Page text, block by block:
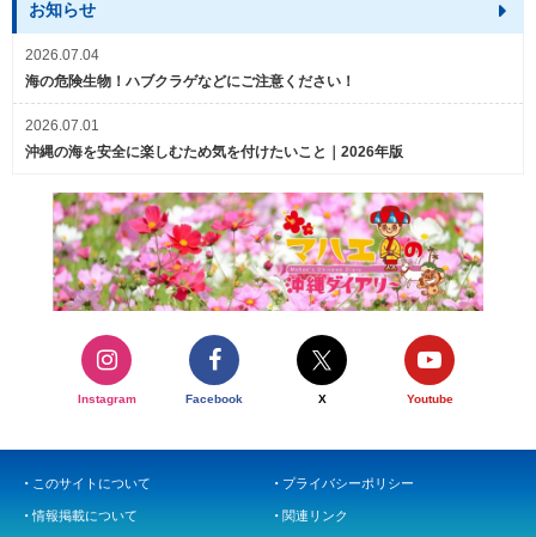
お知らせ
2026.07.04
海の危険生物！ハブクラゲなどにご注意ください！
2026.07.01
沖縄の海を安全に楽しむため気を付けたいこと｜2026年版
Instagram Facebook X Youtube
このサイトについて プライバシーポリシー
情報掲載について 関連リンク